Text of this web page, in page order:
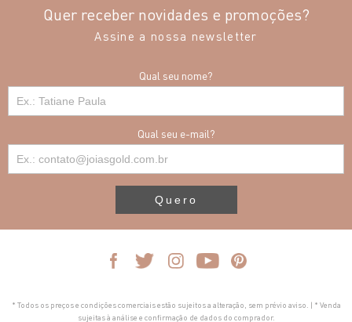
Quer receber novidades e promoções?
Assine a nossa newsletter
Qual seu nome?
Qual seu e-mail?
Quero
* Todos os preços e condições comerciais estão sujeitos a alteração, sem prévio aviso. | * Venda
sujeitas à análise e confirmação de dados do comprador.